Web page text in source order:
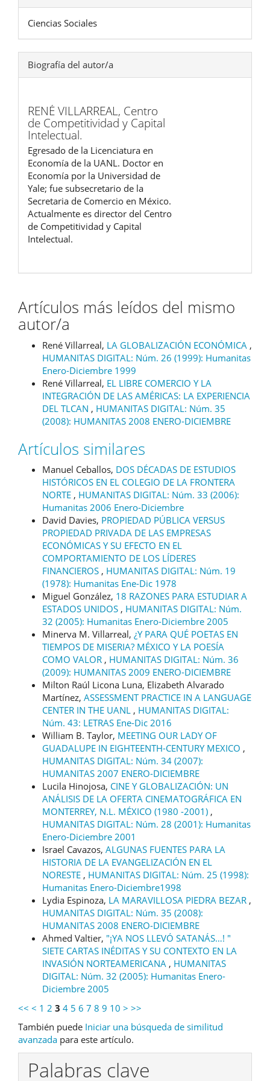
Ciencias Sociales
Biografía del autor/a
RENÉ VILLARREAL, Centro
de Competitividad y Capital
Intelectual.
Egresado de la Licenciatura en
Economía de la UANL. Doctor en
Economía por la Universidad de
Yale; fue subsecretario de la
Secretaria de Comercio en México.
Actualmente es director del Centro
de Competitividad y Capital
Intelectual.
Artículos más leídos del mismo
autor/a
René Villarreal, LA GLOBALIZACIÓN ECONÓMICA ,
HUMANITAS DIGITAL: Núm. 26 (1999): Humanitas
Enero-Diciembre 1999
René Villarreal, EL LIBRE COMERCIO Y LA
INTEGRACIÓN DE LAS AMÉRICAS: LA EXPERIENCIA
DEL TLCAN , HUMANITAS DIGITAL: Núm. 35
(2008): HUMANITAS 2008 ENERO-DICIEMBRE
Artículos similares
Manuel Ceballos, DOS DÉCADAS DE ESTUDIOS
HISTÓRICOS EN EL COLEGIO DE LA FRONTERA
NORTE , HUMANITAS DIGITAL: Núm. 33 (2006):
Humanitas 2006 Enero-Diciembre
David Davies, PROPIEDAD PÚBLICA VERSUS
PROPIEDAD PRIVADA DE LAS EMPRESAS
ECONÓMICAS Y SU EFECTO EN EL
COMPORTAMIENTO DE LOS LÍDERES
FINANCIEROS , HUMANITAS DIGITAL: Núm. 19
(1978): Humanitas Ene-Dic 1978
Miguel González, 18 RAZONES PARA ESTUDIAR A
ESTADOS UNIDOS , HUMANITAS DIGITAL: Núm.
32 (2005): Humanitas Enero-Diciembre 2005
Minerva M. Villarreal, ¿Y PARA QUÉ POETAS EN
TIEMPOS DE MISERIA? MÉXICO Y LA POESÍA
COMO VALOR , HUMANITAS DIGITAL: Núm. 36
(2009): HUMANITAS 2009 ENERO-DICIEMBRE
Milton Raúl Licona Luna, Elizabeth Alvarado
Martínez, ASSESSMENT PRACTICE IN A LANGUAGE
CENTER IN THE UANL , HUMANITAS DIGITAL:
Núm. 43: LETRAS Ene-Dic 2016
William B. Taylor, MEETING OUR LADY OF
GUADALUPE IN EIGHTEENTH-CENTURY MEXICO ,
HUMANITAS DIGITAL: Núm. 34 (2007):
HUMANITAS 2007 ENERO-DICIEMBRE
Lucila Hinojosa, CINE Y GLOBALIZACIÓN: UN
ANÁLISIS DE LA OFERTA CINEMATOGRÁFICA EN
MONTERREY, N.L. MÉXICO (1980 -2001) ,
HUMANITAS DIGITAL: Núm. 28 (2001): Humanitas
Enero-Diciembre 2001
Israel Cavazos, ALGUNAS FUENTES PARA LA
HISTORIA DE LA EVANGELIZACIÓN EN EL
NORESTE , HUMANITAS DIGITAL: Núm. 25 (1998):
Humanitas Enero-Diciembre1998
Lydia Espinoza, LA MARAVILLOSA PIEDRA BEZAR ,
HUMANITAS DIGITAL: Núm. 35 (2008):
HUMANITAS 2008 ENERO-DICIEMBRE
Ahmed Valtier, "¡YA NOS LLEVÓ SATANÁS…! "
SIETE CARTAS INÉDITAS Y SU CONTEXTO EN LA
INVASIÓN NORTEAMERICANA , HUMANITAS
DIGITAL: Núm. 32 (2005): Humanitas Enero-
Diciembre 2005
<< < 1 2 3 4 5 6 7 8 9 10 > >>
También puede Iniciar una búsqueda de similitud
avanzada para este artículo.
Palabras clave